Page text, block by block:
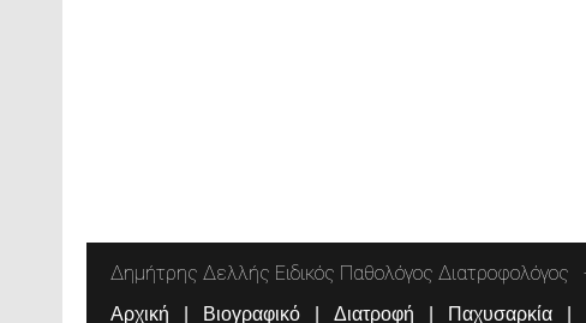
Δημήτρης Δελλής Ειδικός Παθολόγος Διατροφολόγος
Αρχική Βιογραφικό Διατροφή Παχυσαρκία